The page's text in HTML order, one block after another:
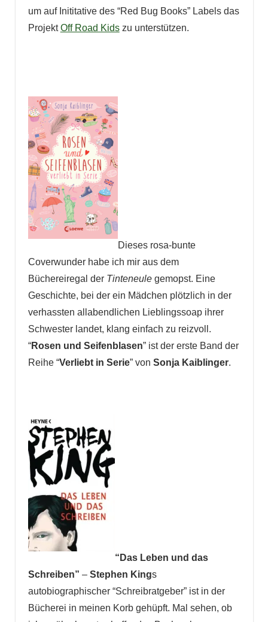
um auf Inititative des “Red Bug Books” Labels das
ProjektOff Road Kidszu unterstützen.
Dieses rosa-bunte
Coverwunder habe ich mir aus dem
Büchereiregal der Tinteneulegemopst. Eine
Geschichte, bei der ein Mädchen plötzlich in der
verhassten allabendlichen Lieblingssoap ihrer
Schwester landet, klang einfach zu reizvoll.
“Rosen und Seifenblasen” ist der erste Band der
Reihe “Verliebt in Serie” von Sonja Kaiblinger.
“Das Leben und das
Schreiben” – Stephen Kings
autobiographischer “Schreibratgeber” ist in der
Bücherei in meinen Korb gehüpft. Mal sehen, ob